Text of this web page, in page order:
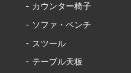
- カウンター椅子
- ソファ・ベンチ
- スツール
- テーブル天板